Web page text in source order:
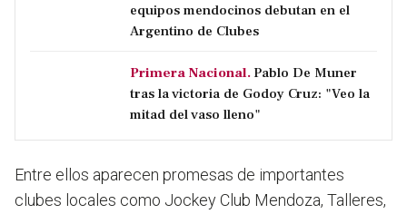
equipos mendocinos debutan en el
Argentino de Clubes
Primera Nacional. Pablo De Muner
tras la victoria de Godoy Cruz: "Veo la
mitad del vaso lleno"
Entre ellos aparecen promesas de importantes
clubes locales como Jockey Club Mendoza, Talleres,